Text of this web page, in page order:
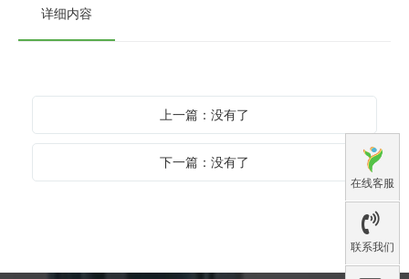
详细内容
上一篇：没有了
下一篇：没有了
在线客服
联系我们